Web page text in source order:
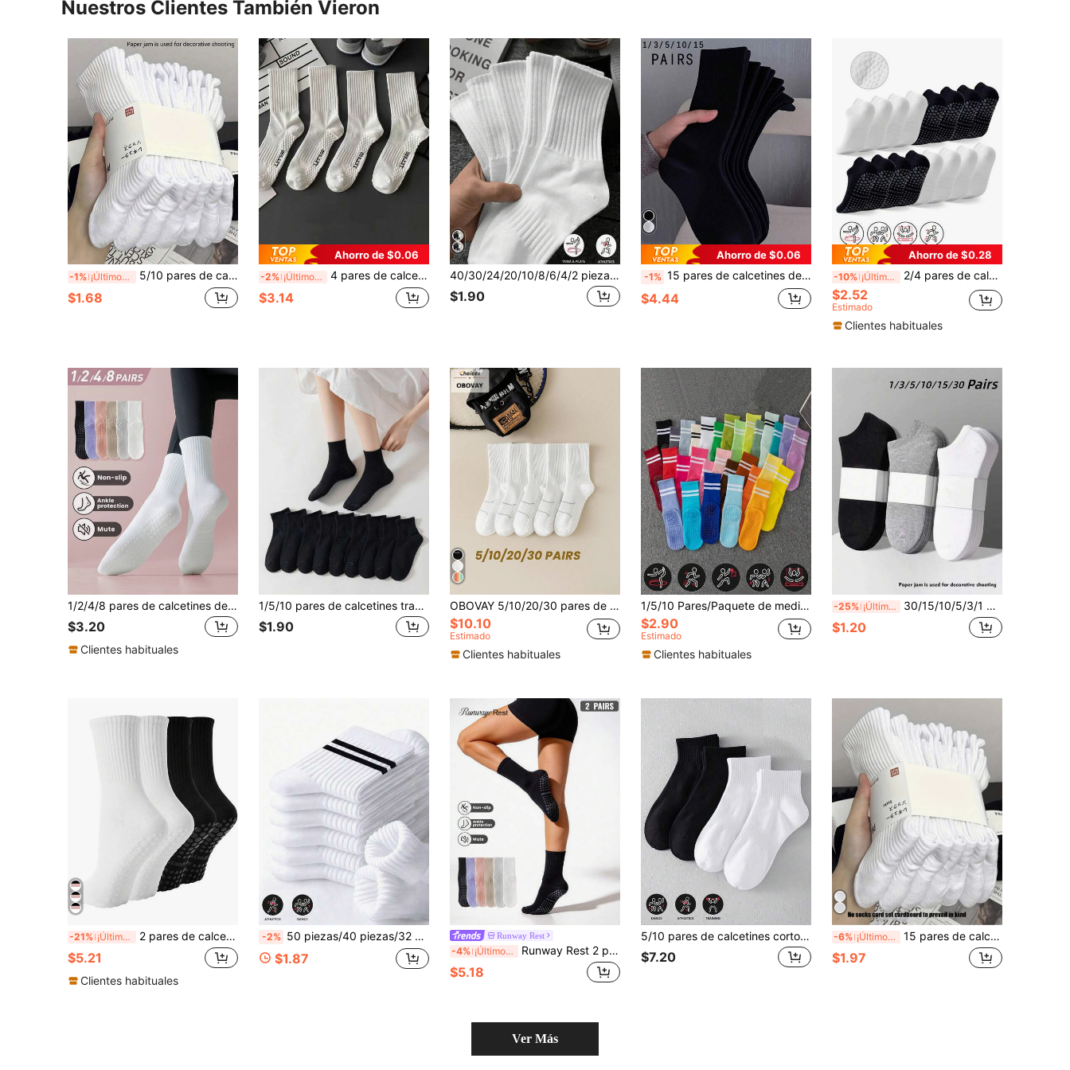
Nuestros Clientes También Vieron
-1% ¡Últimos 3 días 5/10 pares de calcetines blancos puros para hombre, estilo americano, absorbentes de humedad, transpirables, para uso diario/deportivo, hasta media pantorrilla, estilo unisex para parejas 1/15/20 pares
$1.68
Ahorro de $0.06
-2% ¡Últimos 3 días 4 pares de calcetines deportivos blancos hasta la rodilla con suela de masaje (paquete de 1/3/4/6/10 pares)
$3.14
40/30/24/20/10/8/6/4/2 piezas de calcetines deportivos cómodos unisex para mujer, adecuados para entrenamiento/otoño/invierno, antibacterianos, negro/blanco, ligeros
$1.90
Ahorro de $0.06
-1% 15 pares de calcetines de maternidad negros de mujer con puño ancho, cómodos y minimalistas, calcetines de media pantorrilla que absorben la humedad (1/3/5/10/15 pares)
$4.44
Ahorro de $0.28
-10% ¡Últimos 3 días 2/4 pares de calcetines cortos negros y blancos de mujer para yoga/pilates/danza con agarre, calcetines transpirables para el tobillo antideslizantes para el piso, suaves y cómodos
$2.52
Estimado
Clientes habituales
1/2/4/8 pares de calcetines deportivos de media caña para mujer, multicolores con patchwork y rayas verticales, de punto transpirable, cintura alta, suela de goma antideslizante, estilo pareja, para todas las estaciones, diseño minimalista tipo Ins, aptos para casa, fitness, yoga, pilates y otros deportes, también se pueden usar como regalo festivo
$3.20
Clientes habituales
1/5/10 pares de calcetines transpirables de media pantorrilla para hombre, negros para negocios & deportes primavera verano otoño
$1.90
OBOVAY 5/10/20/30 pares de calcetines deportivos blancos para mujer, con suela de masaje, para correr, de media pantorrilla, finos y transpirables para verano, para baloncesto, de secado rápido, cortos, antiolor y absorbentes de sudor
$10.10
Estimado
Clientes habituales
1/5/10 Pares/Paquete de medias de mujer de dos barras de colores macarrón aleatorios para primavera y otoño, con suela de silicona con agarre, adecuado para yoga, pilates, entrenamiento, danza en interiores con pantalones de yoga y ropa deportiva, media caña
$2.90
Estimado
Clientes habituales
-25% ¡Últimos 2 días 30/15/10/5/3/1 Par de Calcetines de Moda para Mujer en unicolor Negro, Blanco, Gris, Minimalistas, Cómodos y Multifuncionales, Adecuados para Uso Casual Diario, Talla 36-43
$1.20
-21% ¡Últimos 3 días 2 pares de calcetines antideslizantes de Pilates para mujeres, calcetines de yoga negros y blancos con agarre, gimnasio, otoño
$5.21
Clientes habituales
-2% 50 piezas/40 piezas/32 piezas Calcetines largos de media pantorrilla unisex gruesos, cómodos calcetines de negocios casuales a rayas. Textura de piel de tiburón, suaves y ligeros, resistentes al olor, adecuados para deportes, otoño/invierno, cálidos, regalo del Día de la Madre, 24 piezas/20 piezas/18 piezas/12 piezas/6 piezas/4 piezas/2 piezas
$1.87
Runway Rest
-4% ¡Últimos 3 días Runway Rest 2 pares de calcetines deportivos de media caña de estilo sencillo, con combinación multicolor, costillas verticales, cintura, suela antideslizante, estilo de pareja, apto para todas las estaciones, de tela de punto transpirable, estilo ins, aptos para el hogar, ejercicio, yoga, pilates, como regalo
$5.18
5/10 pares de calcetines cortos deportivos, unisex, suaves, que absorben la humedad y resisten los olores, transpirables, de unicolor, con forro de punto, regalo perfecto para hombres y mujeres
$7.20
-6% ¡Últimos 3 días 15 pares de calcetines deportivos para todas las estaciones para hombres y mujeres, calcetines blancos resistentes al olor y que absorben la humedad, engrosados. Calcetines cómodos para uso diario, calcetines casuales para parejas, calcetines para mujeres, calcetines lindos, calcetines para niñas, calcetines para otoño/invierno/primavera, con detalle de malla, diseño de orificio guía, que absorben la humedad, suaves y lisos, adecuados para diversas festividades, deportes, ocio, negocios y uso diario, se pueden usar todo el año (1/2/3/4/6/10/15 pares)
$1.97
Ver Más